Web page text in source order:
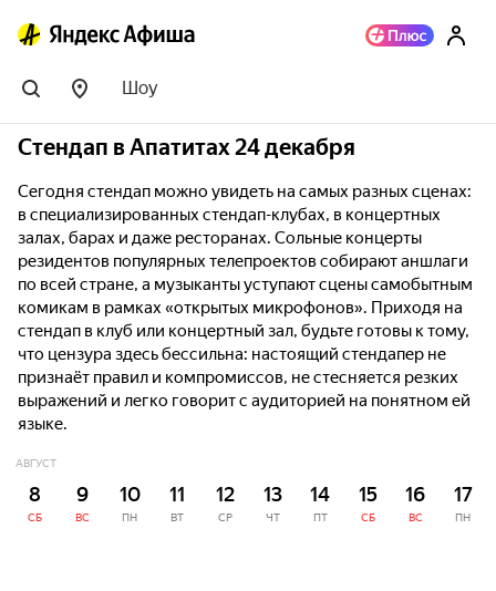
Шоу
Стендап в Апатитах 24 декабря
Сегодня стендап можно увидеть на самых разных сценах:
в специализированных стендап-клубах, в концертных
залах, барах и даже ресторанах. Сольные концерты
резидентов популярных телепроектов собирают аншлаги
по всей стране, а музыканты уступают сцены самобытным
комикам в рамках «открытых микрофонов». Приходя на
стендап в клуб или концертный зал, будьте готовы к тому,
что цензура здесь бессильна: настоящий стендапер не
признаёт правил и компромиссов, не стесняется резких
выражений и легко говорит с аудиторией на понятном ей
языке.
АВГУСТ
8
СБ
9
ВС
10
ПН
11
ВТ
12
СР
13
ЧТ
14
ПТ
15
СБ
16
ВС
17
ПН